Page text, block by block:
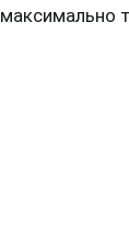
максимально